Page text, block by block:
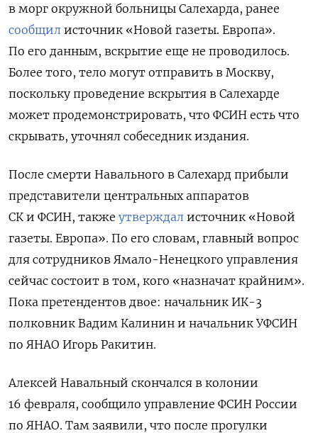
в морг окружной больницы Салехарда, ранее
сообщил источник «Новой газеты. Европа».
По его данным, вскрытие еще не проводилось.
Более того, тело могут отправить в Москву,
поскольку проведение вскрытия в Салехарде
может продемонстрировать, что ФСИН есть что
скрывать, уточнял собеседник издания.
После смерти Навального в Салехард прибыли
представители центральных аппаратов
СК и ФСИН, также утверждал источник «Новой
газеты. Европа». По его словам, главный вопрос
для сотрудников Ямало-Ненецкого управления
сейчас состоит в том, кого «назначат крайним».
Пока претендентов двое: начальник ИК-3
полковник Вадим Калинин и начальник УФСИН
по ЯНАО Игорь Ракитин.
Алексей Навальный скончался в колонии
16 февраля, сообщило управление ФСИН России
по ЯНАО. Там заявили, что после прогулки